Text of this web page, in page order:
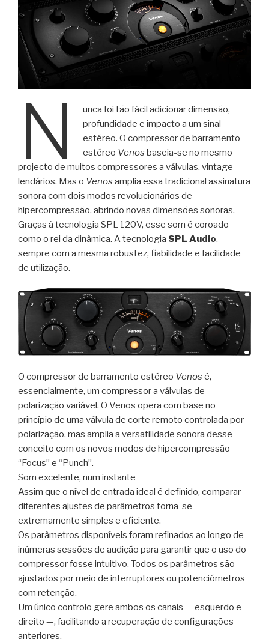
N
unca foi tão fácil adicionar dimensão,
profundidade e impacto a um sinal
estéreo. O compressor de barramento
estéreo Venos baseia-se no mesmo
projecto de muitos compressores a válvulas, vintage
lendários. Mas o Venos amplia essa tradicional assinatura
sonora com dois modos revolucionários de
hipercompressão, abrindo novas dimensões sonoras.
Graças à tecnologia SPL 120V, esse som é coroado
como o rei da dinâmica. A tecnologia SPL Audio,
sempre com a mesma robustez, fiabilidade e facilidade
de utilização.
O compressor de barramento estéreo Venos é,
essencialmente, um compressor a válvulas de
polarização variável. O Venos opera com base no
princípio de uma válvula de corte remoto controlada por
polarização, mas amplia a versatilidade sonora desse
conceito com os novos modos de hipercompressão
“Focus” e “Punch”.
Som excelente, num instante
Assim que o nível de entrada ideal é definido, comparar
diferentes ajustes de parâmetros torna-se
extremamente simples e eficiente.
Os parâmetros disponíveis foram refinados ao longo de
inúmeras sessões de audição para garantir que o uso do
compressor fosse intuitivo. Todos os parâmetros são
ajustados por meio de interruptores ou potenciómetros
com retenção.
Um único controlo gere ambos os canais — esquerdo e
direito —, facilitando a recuperação de configurações
anteriores.